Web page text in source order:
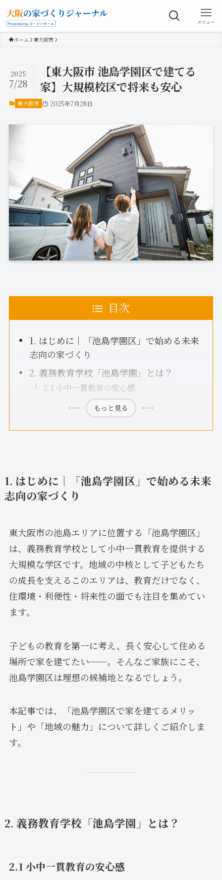
メニュー
ホーム 東大阪市
【東大阪市 池島学園区で建てる
家】大規模校区で将来も安心
2025
7/28
東大阪市 2025年7月28日
目次
1. はじめに｜「池島学園区」で始める未来
志向の家づくり
2. 義務教育学校「池島学園」とは？
2.1 小中一貫教育の安心感
もっと見る
1. はじめに｜「池島学園区」で始める未来
志向の家づくり
東大阪市の池島エリアに位置する「池島学園区」
は、義務教育学校として小中一貫教育を提供する
大規模な学区です。地域の中核として子どもたち
の成長を支えるこのエリアは、教育だけでなく、
住環境・利便性・将来性の面でも注目を集めてい
ます。
子どもの教育を第一に考え、長く安心して住める
場所で家を建てたい──。そんなご家族にこそ、
池島学園区は理想の候補地となるでしょう。
本記事では、「池島学園区で家を建てるメリッ
ト」や「地域の魅力」について詳しくご紹介しま
す。
2. 義務教育学校「池島学園」とは？
2.1 小中一貫教育の安心感